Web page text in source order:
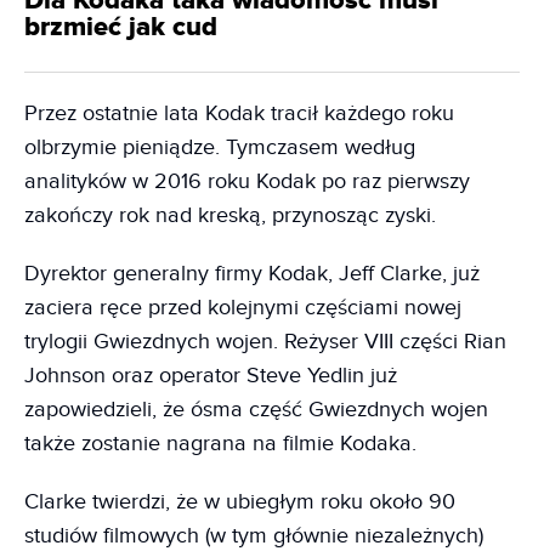
brzmieć jak cud
Przez ostatnie lata Kodak tracił każdego roku
olbrzymie pieniądze. Tymczasem według
analityków w 2016 roku Kodak po raz pierwszy
zakończy rok nad kreską, przynosząc zyski.
Dyrektor generalny firmy Kodak, Jeff Clarke, już
zaciera ręce przed kolejnymi częściami nowej
trylogii Gwiezdnych wojen. Reżyser VIII części Rian
Johnson oraz operator Steve Yedlin już
zapowiedzieli, że ósma część Gwiezdnych wojen
także zostanie nagrana na filmie Kodaka.
Clarke twierdzi, że w ubiegłym roku około 90
studiów filmowych (w tym głównie niezależnych)